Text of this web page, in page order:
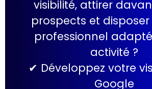
visibilité, attirer
prospects et disposer
professionnel
activité ?
✔ Développez votre
Google